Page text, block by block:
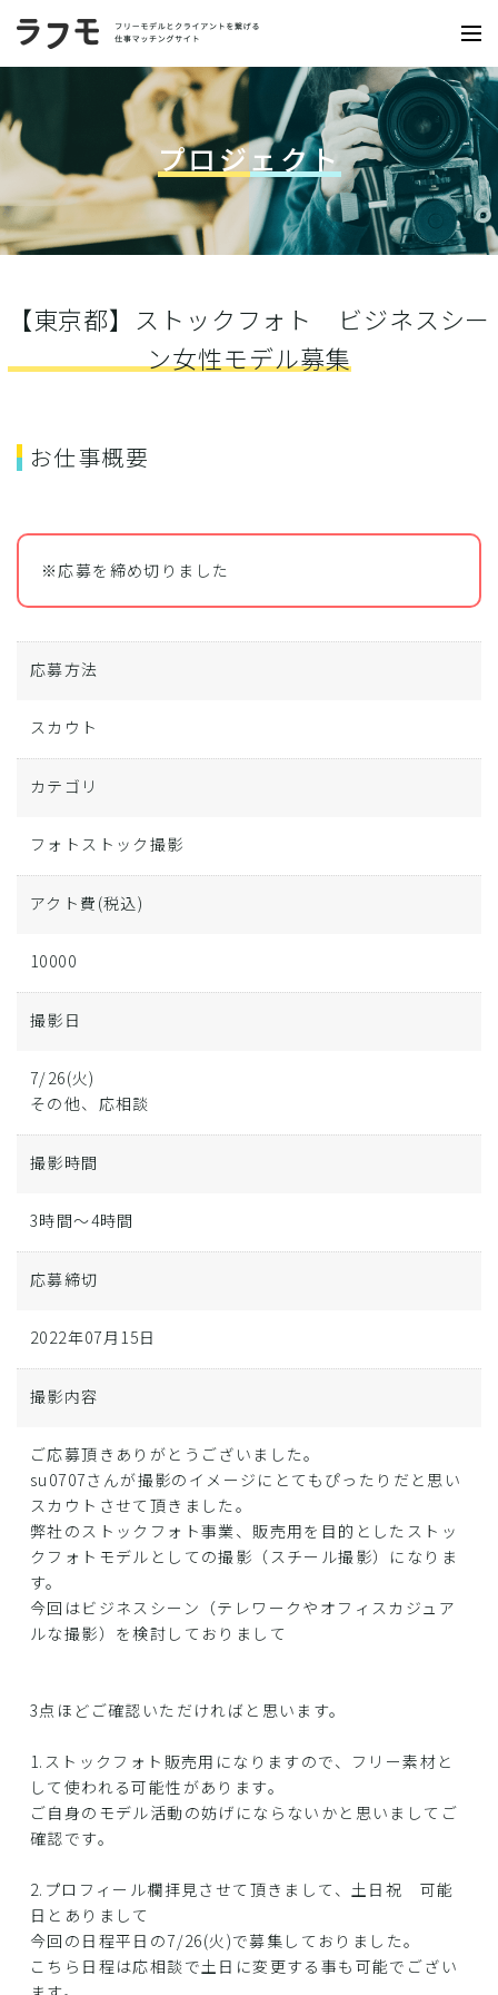
プロジェクト
【東京都】ストックフォト ビジネスシー
ン女性モデル募集
お仕事概要
※応募を締め切りました
応募方法
スカウト
カテゴリ
フォトストック撮影
アクト費 (税込)
10000
撮影日
7/26(火)
その他、応相談
撮影時間
3時間～4時間
応募締切
2022年07月15日
撮影内容
ご応募頂きありがとうございました。
su0707さんが撮影のイメージにとてもぴったりだと思い
スカウトさせて頂きました。
弊社のストックフォト事業、販売用を目的としたストッ
クフォトモデルとしての撮影（スチール撮影）になりま
す。
今回はビジネスシーン（テレワークやオフィスカジュア
ルな撮影）を検討しておりまして
3点ほどご確認いただければと思います。
1.ストックフォト販売用になりますので、フリー素材と
して使われる可能性があります。
ご自身のモデル活動の妨げにならないかと思いましてご
確認です。
2.プロフィール欄拝見させて頂きまして、土日祝 可能
日とありまして
今回の日程平日の7/26(火)で募集しておりました。
こちら日程は応相談で土日に変更する事も可能でござい